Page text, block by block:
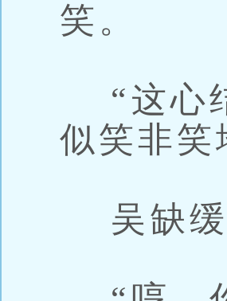
笑。
“这心
似笑非笑
吴缺缓